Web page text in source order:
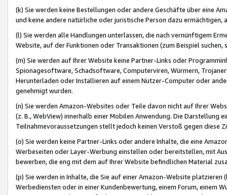
(k) Sie werden keine Bestellungen oder andere Geschäfte über eine
und keine andere natürliche oder juristische Person dazu
(l) Sie werden alle Handlungen unterlassen, die nach vernünftigem
Website, auf der Funktionen oder Transaktionen (zum Beispiel
(m) Sie werden auf Ihrer Website keine Partner-Links oder
Spionagesoftware, Schadsoftware, Computerviren, Würmern,
Herunterladen oder Installieren auf einem Nutzer-Computer oder
genehmigt wurden.
(n) Sie werden Amazon-Websites oder Teile davon nicht auf Ihrer
(z. B., WebView) innerhalb einer Mobilen Anwendung. Die Darstellung
Teilnahmevoraussetzungen stellt jedoch keinen Verstoß gegen diese
(o) Sie werden keine Partner-Links oder andere Inhalte, die eine
Werbeseiten oder Layer-Werbung einstellen oder bereitstellen, mit
bewerben, die eng mit dem auf Ihrer Website befindlichen Material
(p) Sie werden in Inhalte, die Sie auf einer Amazon-Website
Werbediensten oder in einer Kundenbewertung, einem Forum, einem